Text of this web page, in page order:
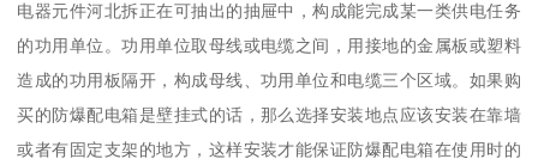
电器元件河北拆正在可抽出的抽屉中，构成能完成某一类供电任务
的功用单位。功用单位取母线或电缆之间，用接地的金属板或塑料
造成的功用板隔开，构成母线、功用单位和电缆三个区域。如果购
买的防爆配电箱是壁挂式的话，那么选择安装地点应该安装在靠墙
或者有固定支架的地方，这样安装才能保证防爆配电箱在使用时的